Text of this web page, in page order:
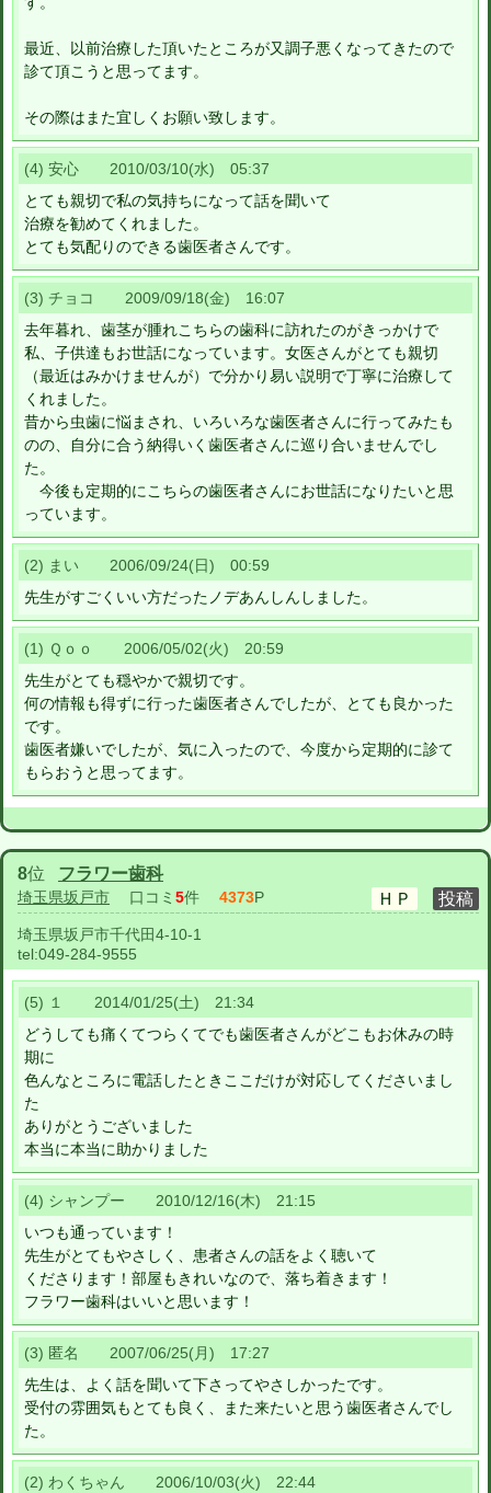
最近、以前治療した頂いたところが又調子悪くなってきたので
診て頂こうと思ってます。
その際はまた宜しくお願い致します。
(4) 安心 2010/03/10(水) 05:37
とても親切で私の気持ちになって話を聞いて
治療を勧めてくれました。
とても気配りのできる歯医者さんです。
(3) チョコ 2009/09/18(金) 16:07
去年暮れ、歯茎が腫れこちらの歯科に訪れたのがきっかけで
私、子供達もお世話になっています。女医さんがとても親切
（最近はみかけませんが）で分かり易い説明で丁寧に治療して
くれました。
昔から虫歯に悩まされ、いろいろな歯医者さんに行ってみたも
のの、自分に合う納得いく歯医者さんに巡り合いませんでし
た。
今後も定期的にこちらの歯医者さんにお世話になりたいと思
っています。
(2) まい 2006/09/24(日) 00:59
先生がすごくいい方だったノデあんしんしました。
(1) Ｑｏｏ 2006/05/02(火) 20:59
先生がとても穏やかで親切です。
何の情報も得ずに行った歯医者さんでしたが、とても良かった
です。
歯医者嫌いでしたが、気に入ったので、今度から定期的に診て
もらおうと思ってます。
8位 フラワー歯科
埼玉県坂戸市 口コミ 5件 4373P
埼玉県坂戸市千代田4-10-1
tel:049-284-9555
(5) １ 2014/01/25(土) 21:34
どうしても痛くてつらくてでも歯医者さんがどこもお休みの時
期に
色んなところに電話したときここだけが対応してくださいまし
た
ありがとうございました
本当に本当に助かりました
(4) シャンプー 2010/12/16(木) 21:15
いつも通っています！
先生がとてもやさしく、患者さんの話をよく聴いて
くださります！部屋もきれいなので、落ち着きます！
フラワー歯科はいいと思います！
(3) 匿名 2007/06/25(月) 17:27
先生は、よく話を聞いて下さってやさしかったです。
受付の雰囲気もとても良く、また来たいと思う歯医者さんでし
た。
(2) わくちゃん 2006/10/03(火) 22:44